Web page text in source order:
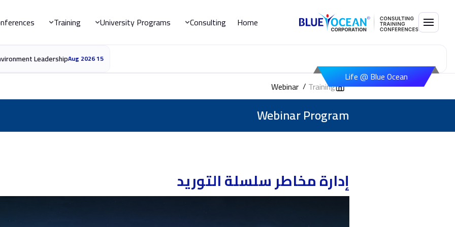
Home
Consulting
University Programs
Training
Life @ Blue Ocean
15 Aug 2026
Training
/
Webinar
Webinar Program
إدارة مخاطر سلسلة التوريد